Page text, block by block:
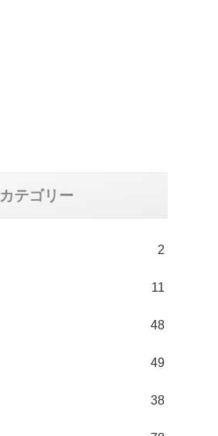
カテゴリー
2
11
48
49
38